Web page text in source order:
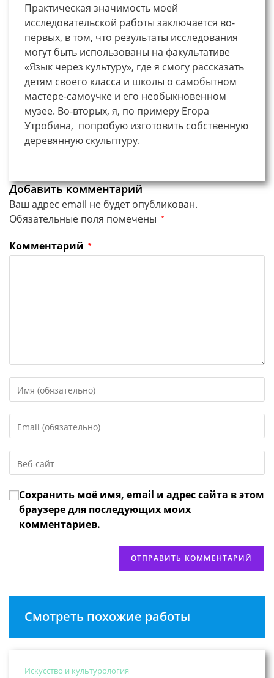
Практическая значимость моей
исследовательской работы заключается во-
первых, в том, что результаты исследования
могут быть использованы на факультативе
«Язык через культуру», где я смогу рассказать
детям своего класса и школы о самобытном
мастере-самоучке и его необыкновенном
музее. Во-вторых, я, по примеру Егора
Утробина, попробую изготовить собственную
деревянную скульптуру.
Добавить комментарий
Ваш адрес email не будет опубликован.
Обязательные поля помечены *
Комментарий *
свое
или
имя
чтобы
прокомментировать
свой
адрес,
чтобы
URL
веб-
сайта
(необязательно)
Сохранить моё имя, email и адрес сайта в этом
браузере для последующих моих
комментариев.
Смотреть похожие работы
Искусство и культурология